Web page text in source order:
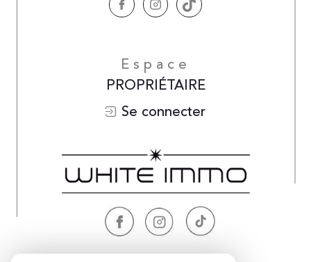
Espace
PROPRIÉTAIRE
Se connecter